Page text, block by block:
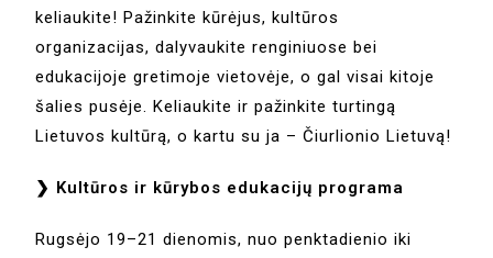
keliaukite! Pažinkite kūrėjus, kultūros
organizacijas, dalyvaukite renginiuose bei
edukacijoje gretimoje vietovėje, o gal visai kitoje
šalies pusėje. Keliaukite ir pažinkite turtingą
Lietuvos kultūrą, o kartu su ja – Čiurlionio Lietuvą!
❯ Kultūros ir kūrybos edukacijų programa
Rugsėjo 19–21 dienomis, nuo penktadienio iki